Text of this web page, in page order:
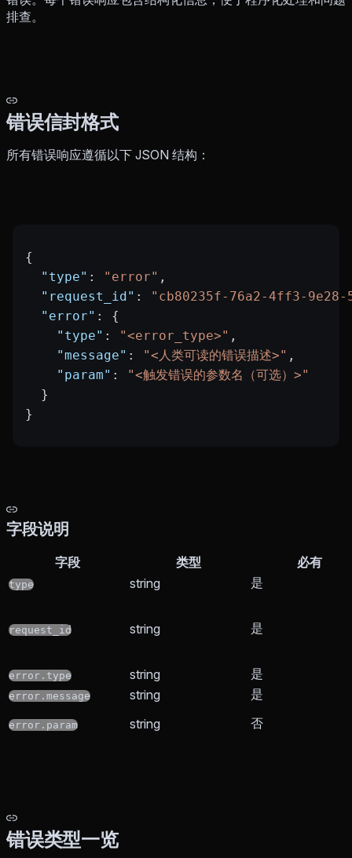
排查。
错误信封格式
所有错误响应遵循以下 JSON 结构：
{
  "type"
: "error" ,
  "request_id"
:
"cb80235f-76a2-4ff3-9e28-
  "error"
: {
    "type"
: "<error_type>" ,
    "message"
: "<人类可读的错误描述>" ,
    "param"
:
"<触发错误的参数名（可选）>"
  }
}
字段说明
字段 类型 必有
type string 是
request_id string 是
error.type string 是
error.message string 是
error.param string 否
错误类型一览